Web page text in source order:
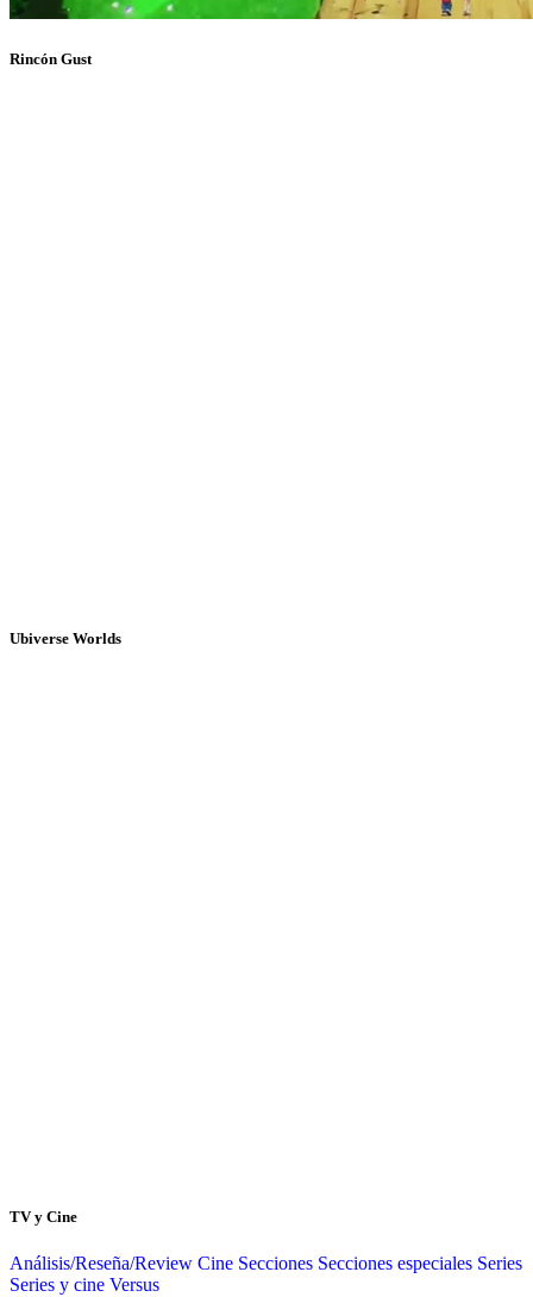
Rincón Gust
Ubiverse Worlds
TV y Cine
Análisis/Reseña/Review Cine Secciones Secciones especiales Series
Series y cine Versus